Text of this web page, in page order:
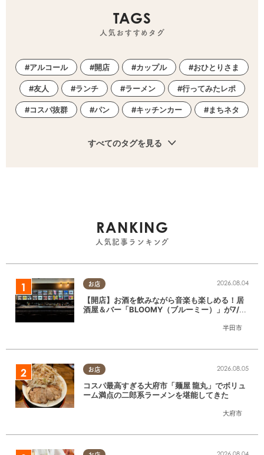
TAGS
人気おすすめタグ
アルコール 開店 カップル おひとりさま
友人 ランチ ラーメン 行ってみたレポ
コスパ抜群 パン キッチンカー まちネタ
すべてのタグを見る
RANKING
人気記事ランキング
お店
半田市
2026.08.04
【開店】お酒を飲みながら音楽も楽しめる！居
酒屋＆バー「BLOOMY（ブルーミー）」が7/3
お店
大府市
2026.08.05
コスパ最高すぎる大府市「麺屋 龍丸」でボリュ
ーム満点の二郎系ラーメンを堪能してきた